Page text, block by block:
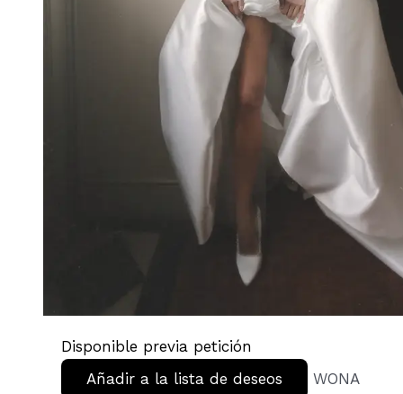
Disponible previa petición
Añadir a la lista de deseos
WONA